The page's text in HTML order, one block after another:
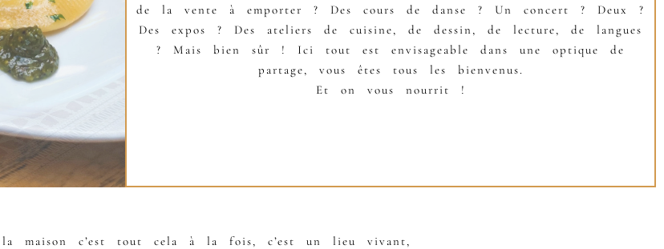
de la vente à emporter ? Des cours de danse ? Un concert ? Deux ?
Des expos ? Des ateliers de cuisine, de dessin, de lecture, de langues
? Mais bien sûr ! Ici tout est envisageable dans une optique de
partage, vous êtes tous les bienvenus.
Et on vous nourrit !
la maison c’est tout cela à la fois, c’est un lieu vivant,